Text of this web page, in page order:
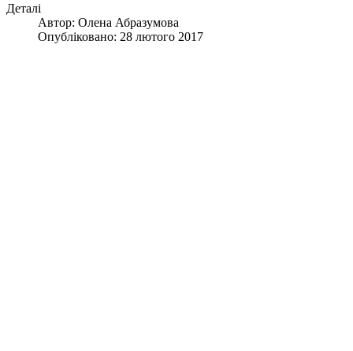
Деталі
Автор: Олена Абразумова
Опубліковано: 28 лютого 2017